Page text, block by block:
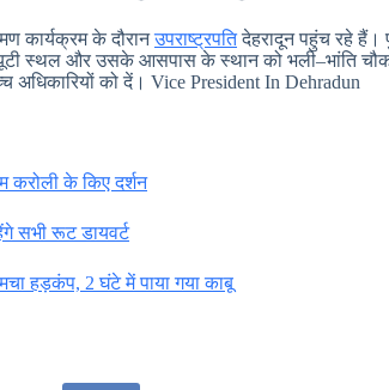
कार्यक्रम के दौरानउपराष्ट्रपतिदेहरादून पहुंच रहे हैं।
स्थल और उसके आसपास के स्थान को भली–भांति
अधिकारियों को दें। Vice President In Dehradun
करोली के किए दर्शन
सभी रूट डायवर्ट
हड़कंप, 2 घंटे में पाया गया काबू